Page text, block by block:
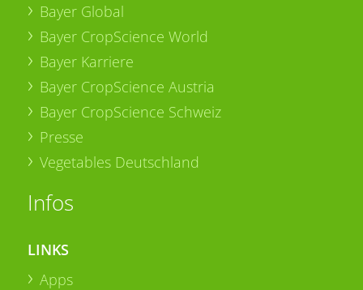
Bayer Global
Bayer CropScience World
Bayer Karriere
Bayer CropScience Austria
Bayer CropScience Schweiz
Presse
Vegetables Deutschland
Infos
LINKS
Apps